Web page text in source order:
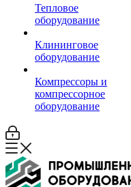
Тепловое
оборудование
Клининговое
оборудование
Компрессоры и
компрессорное
оборудование